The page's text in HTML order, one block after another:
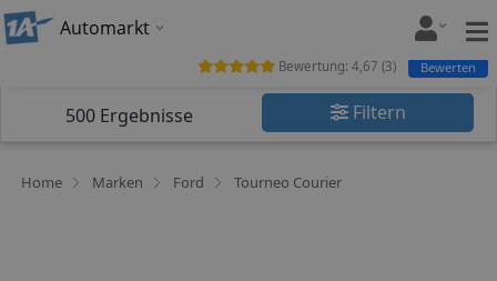
Automarkt
500 Ergebnisse Filtern
Home Marken Ford Tourneo Courier
Bewertung: 4,67 (3) Bewerten